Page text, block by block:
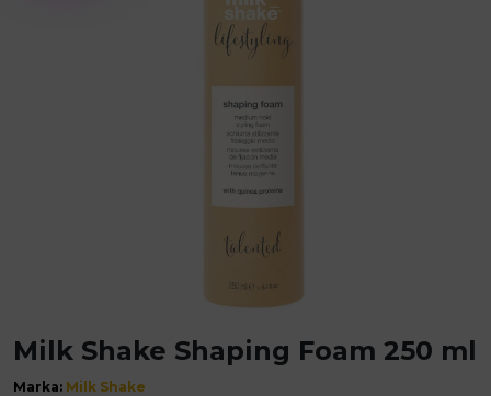
Milk Shake Shaping Foam 250 ml
Marka: Milk Shake